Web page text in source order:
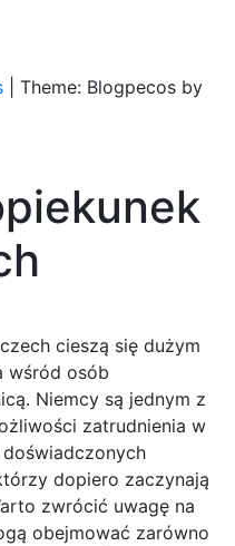
Theme: Blogpecos by
cieszą się dużym
wśród osób
Niemcy są jednym z
zatrudnienia w
dopiero zaczynają
zwrócić uwagę na
obejmować zarówno